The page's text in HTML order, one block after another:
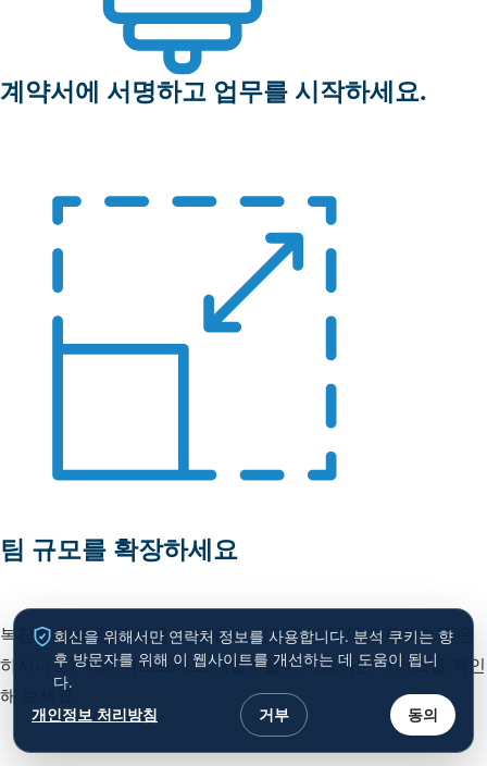
계약서에 서명하고 업무를 시작하세요.
팀 규모를 확장하세요
복잡한 기술 인력 채용 과정 없이 성공적인 CMS 프로젝트를 원
하시나요? 저희 워드프레스 개발자들이 제공하는 서비스를 확인
해 보세요.
회신을 위해서만 연락처 정보를 사용합니다. 분석 쿠키는 향
후 방문자를 위해 이 웹사이트를 개선하는 데 도움이 됩니
다.
개인정보 처리방침
거부 동의